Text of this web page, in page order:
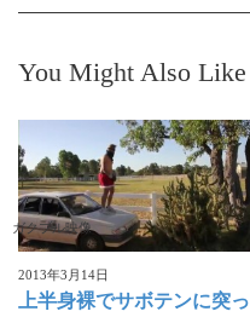
You Might Also Like
ガクブル映像
2013年3月14日
上半身裸でサボテンに突っ